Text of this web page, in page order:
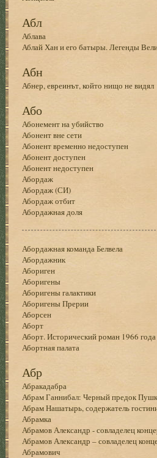
Абл
Аблава
Аблай Хан и его батыры. Легенды
Абн
Абнер, евреинът, който нищо не видял
Або
Абонемент на убийство
Абонент вне сети
Абонент временно недоступен
Абонент доступен
Абонент недоступен
Абордаж
Абордаж (СИ)
Абордаж отбит
Абордажная доля
Абордажная команда Белвела
Абордажник
Абориген
Аборигены
Аборигены галактики
Аборигены Прерии
Аборсен
Аборт
Аборт. Исторический роман 1966 года
Абортная палата
Абр
Абракадабра
Абрам Ганнибал: Черный предок
Абрам Нашатырь, содержатель
Абрамка
Абрамов Александр - совладелец
Абрамов Александр – совладелец
Абрамович